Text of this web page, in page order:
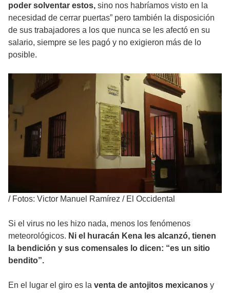
poder solventar estos, sino nos habríamos visto en la
necesidad de cerrar puertas” pero también la disposición
de sus trabajadores a los que nunca se les afectó en su
salario, siempre se les pagó y no exigieron más de lo
posible.
/ Fotos: Victor Manuel Ramírez / El Occidental
Si el virus no les hizo nada, menos los fenómenos
meteorológicos. Ni el huracán Kena les alcanzó, tienen
la bendición y sus comensales lo dicen: “es un sitio
bendito”.
En el lugar el giro es la venta de antojitos mexicanos y